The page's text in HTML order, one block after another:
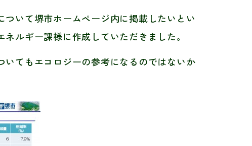
いて堺市ホームページ内に掲載したいとい
ルギー課様に作成していただきました。
てもエコロジーの参考になるのではないか